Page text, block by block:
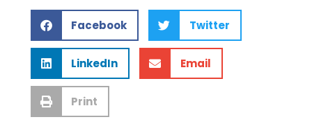
Facebook Twitter
LinkedIn Email
Print